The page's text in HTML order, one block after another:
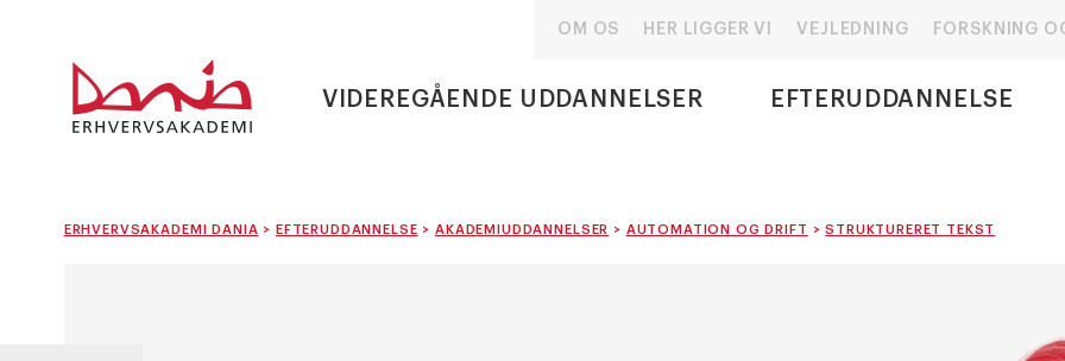
OM OS HER LIGGER VI VEJLEDNING FORSKNING
VIDEREGÅENDE UDDANNELSER EFTERUDDANNELSE
ERHVERVSAKADEMI DANIA > EFTERUDDANNELSE > AKADEMIUDDANNELSER > AUTOMATION OG DRIFT > STRUKTURERET TEKST